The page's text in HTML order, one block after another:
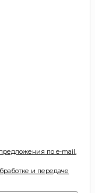
по e-mail.
и передаче